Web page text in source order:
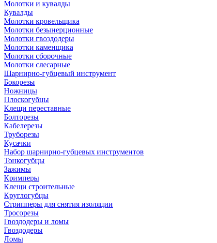
Молотки и кувалды
Кувалды
Молотки кровельщика
Молотки безынерционные
Молотки гвоздодеры
Молотки каменщика
Молотки сборочные
Молотки слесарные
Шарнирно-губцевый инструмент
Бокорезы
Ножницы
Плоскогубцы
Клещи переставные
Болторезы
Кабелерезы
Труборезы
Кусачки
Набор шарнирно-губцевых инструментов
Тонкогубцы
Зажимы
Кримперы
Клещи строительные
Круглогубцы
Стрипперы для снятия изоляции
Тросорезы
Гвоздодеры и ломы
Гвоздодеры
Ломы